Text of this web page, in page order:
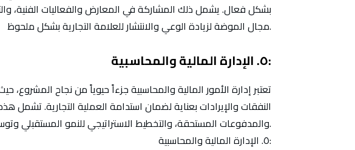
بشكل فعال. يشمل ذلك المشاركة في المعارض والفعاليات الفنية،
مجال الموضة لزيادة الوعي والانتشار للعلامة التجارية بشكل ملحوظ.
٥. الإدارة المالية والمحاسبية:
تعتبر إدارة الأمور المالية والمحاسبية جزءاً حيوياً من نجاح المشروع،
النفقات والإيرادات بعناية لضمان استدامة العملية التجارية. تشمل
والمدفوعات المستحقة، والتخطيط الاستراتيجي للنمو المستقبلي وتوسيع نطاق الأعمال بشكل مستدام.
٥. الإدارة المالية والمحاسبية: